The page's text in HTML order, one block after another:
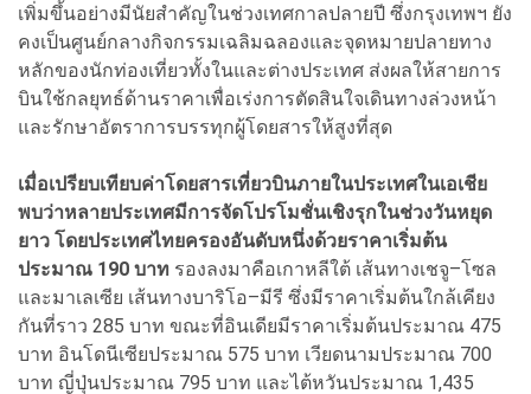
เพิ่มขึ้นอย่างมีนัยสำคัญในช่วงเทศกาลปลายปี ซึ่งกรุงเทพฯ ยัง
คงเป็นศูนย์กลางกิจกรรมเฉลิมฉลองและจุดหมายปลายทาง
หลักของนักท่องเที่ยวทั้งในและต่างประเทศ ส่งผลให้สายการ
บินใช้กลยุทธ์ด้านราคาเพื่อเร่งการตัดสินใจเดินทางล่วงหน้า
และรักษาอัตราการบรรทุกผู้โดยสารให้สูงที่สุด
เมื่อเปรียบเทียบค่าโดยสารเที่ยวบินภายในประเทศในเอเชีย
พบว่าหลายประเทศมีการจัดโปรโมชั่นเชิงรุกในช่วงวันหยุด
ยาว โดยประเทศไทยครองอันดับหนึ่งด้วยราคาเริ่มต้น
ประมาณ 190 บาท รองลงมาคือเกาหลีใต้ เส้นทางเชจู–โซล
และมาเลเซีย เส้นทางบาริโอ–มีรี ซึ่งมีราคาเริ่มต้นใกล้เคียง
กันที่ราว 285 บาท ขณะที่อินเดียมีราคาเริ่มต้นประมาณ 475
บาท อินโดนีเซียประมาณ 575 บาท เวียดนามประมาณ 700
บาท ญี่ปุ่นประมาณ 795 บาท และไต้หวันประมาณ 1,435